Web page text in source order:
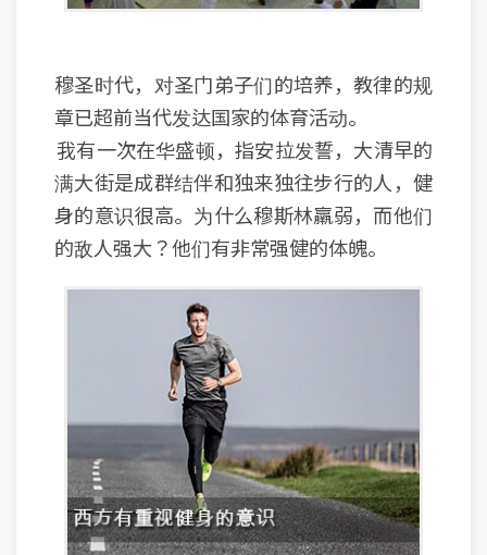
穆圣时代，对圣门弟子们的培养，教律的规
章已超前当代发达国家的体育活动。
我有一次在华盛顿，指安拉发誓，大清早的
满大街是成群结伴和独来独往步行的人，健
身的意识很高。为什么穆斯林羸弱，而他们
的敌人强大？他们有非常强健的体魄。